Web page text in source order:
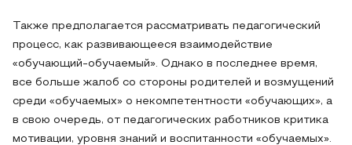
Также предполагается рассматривать педагогический
процесс, как развивающееся взаимодействие
«обучающий-обучаемый». Однако в последнее время,
все больше жалоб со стороны родителей и возмущений
среди «обучаемых» о некомпетентности «обучающих», а
в свою очередь, от педагогических работников критика
мотивации, уровня знаний и воспитанности «обучаемых».